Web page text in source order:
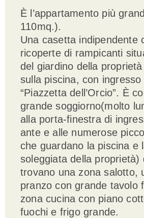
È l’appartamento più
110mq.).
Una casetta indipendente
ricoperte di rampicanti
del giardino della
sulla piscina, con ingresso
“Piazzetta dell’Orcio”. È
grande soggiorno(molto
alla porta-finestra di
ante e alle numerose
che guardano la piscina e
soleggiata della proprietà)
trovano una zona salotto,
pranzo con grande tavolo
zona cucina con piano
fuochi e frigo grande.